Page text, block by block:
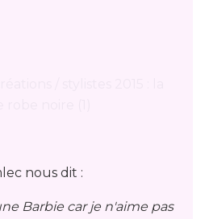
nous dit :
Barbie car je n'aime pas